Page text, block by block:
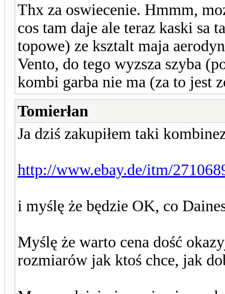
Thx za oswiecenie. Hmmm,
cos tam daje ale teraz kaski sa
topowe) ze ksztalt maja
Vento, do tego wyzsza szyba
kombi garba nie ma (za to jest
Tomierłan
Ja dziś zakupiłem taki
http://www.ebay.de/itm/
i myślę że będzie OK, co
Myślę że warto cena dość
rozmiarów jak ktoś chce, jak